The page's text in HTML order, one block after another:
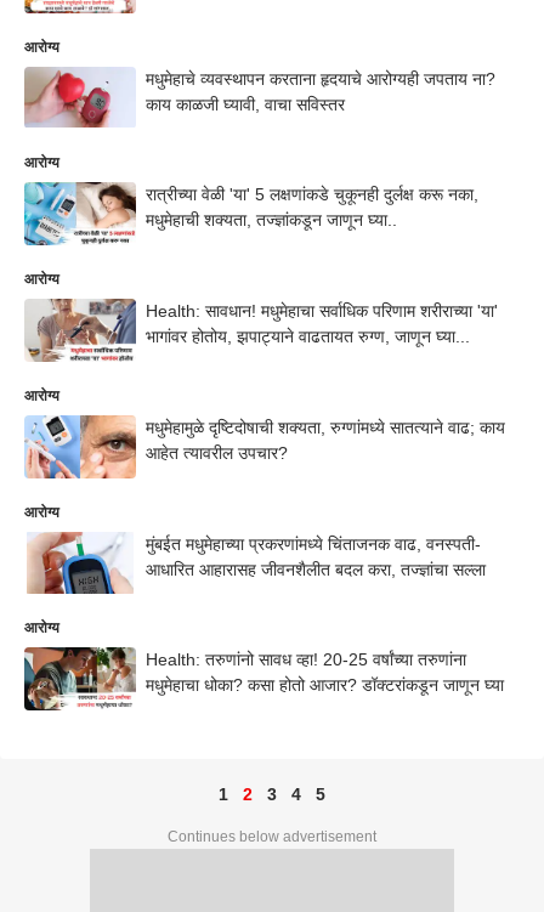
आरोग्य
मधुमेहाचे व्‍यवस्‍थापन करताना हृदयाचे आरोग्‍यही जपताय ना?
काय काळजी घ्यावी, वाचा सविस्तर
आरोग्य
रात्रीच्या वेळी 'या' 5 लक्षणांकडे चुकूनही दुर्लक्ष करू नका,
मधुमेहाची शक्यता, तज्ज्ञांकडून जाणून घ्या..
आरोग्य
Health: सावधान! मधुमेहाचा सर्वाधिक परिणाम शरीराच्या 'या'
भागांवर होतोय, झपाट्याने वाढतायत रुग्ण, जाणून घ्या...
आरोग्य
मधुमेहामुळे दृष्टिदोषाची शक्यता, रुग्णांमध्ये सातत्याने वाढ; काय
आहेत त्यावरील उपचार?
आरोग्य
मुंबईत मधुमेहाच्या प्रकरणांमध्ये चिंताजनक वाढ, वनस्पती-
आधारित आहारासह जीवनशैलीत बदल करा, तज्ज्ञांचा सल्ला
आरोग्य
Health: तरुणांनो सावध व्हा! 20-25 वर्षांच्या तरुणांना
मधुमेहाचा धोका? कसा होतो आजार? डॉक्टरांकडून जाणून घ्या
1 2 3 4 5
Continues below advertisement